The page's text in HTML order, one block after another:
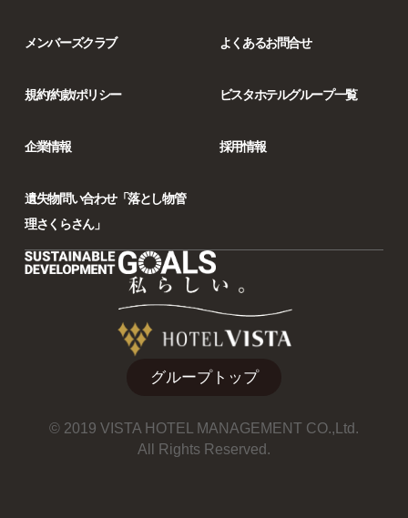
メンバーズクラブ よくあるお問合せ
規約/約款/ポリシー ビスタホテルグループ一覧
企業情報 採用情報
遺失物問い合わせ「落とし物管
理さくらさん」
グループトップ
© 2019 VISTA HOTEL MANAGEMENT CO.,Ltd.
All Rights Reserved.